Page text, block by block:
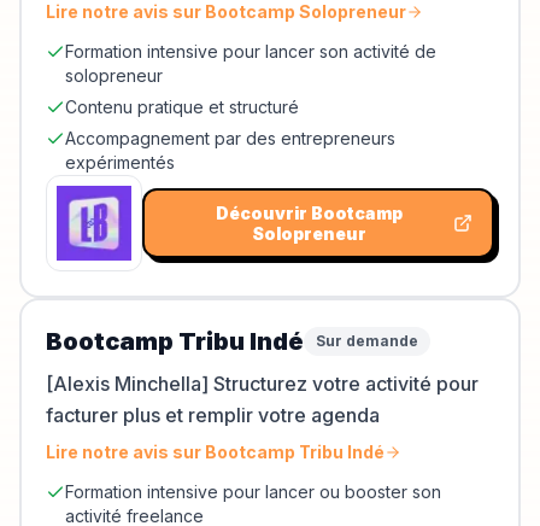
Lire notre avis sur Bootcamp Solopreneur
Formation intensive pour lancer son activité de
solopreneur
Contenu pratique et structuré
Accompagnement par des entrepreneurs
expérimentés
Découvrir Bootcamp
Solopreneur
Bootcamp Tribu Indé Sur demande
[Alexis Minchella] Structurez votre activité pour
facturer plus et remplir votre agenda
Lire notre avis sur Bootcamp Tribu Indé
Formation intensive pour lancer ou booster son
activité freelance